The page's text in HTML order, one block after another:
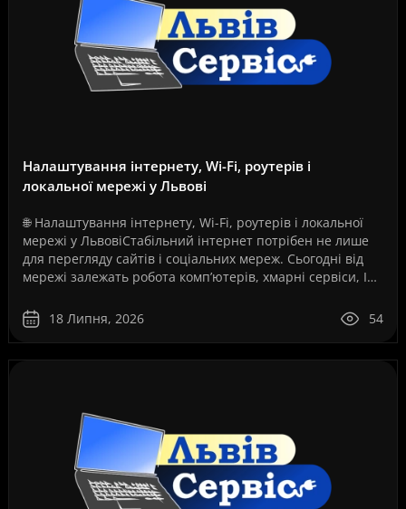
Налаштування інтернету, Wi-Fi, роутерів і
локальної мережі у Львові
🌐 Налаштування інтернету, Wi-Fi, роутерів і локальної
мережі у ЛьвовіСтабільний інтернет потрібен не лише
для перегляду сайтів і соціальних мереж. Сьогодні від
мережі залежать робота комп’ютерів, хмарні сервіси, IP-
18 Липня, 2026
54